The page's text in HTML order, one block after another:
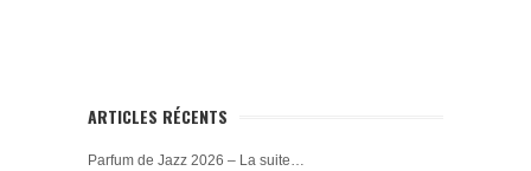
ARTICLES RÉCENTS
Parfum de Jazz 2026 – La suite…